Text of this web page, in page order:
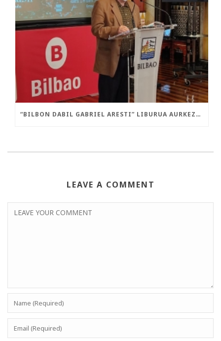
“BILBON DABIL GABRIEL ARESTI” LIBURUA AURKEZTU DA GAUR
LEAVE A COMMENT